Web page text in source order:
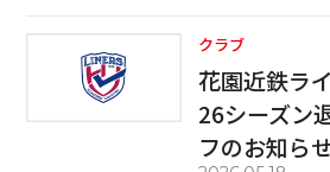
クラブ
花園近鉄ラ
26シーズン
フのお知ら